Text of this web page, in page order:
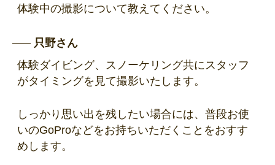
体験中の撮影について教えてください。
只野さん
体験ダイビング、スノーケリング共にスタッフ
がタイミングを見て撮影いたします。
しっかり思い出を残したい場合には、普段お使
いのGoProなどをお持ちいただくことをおすす
めします。